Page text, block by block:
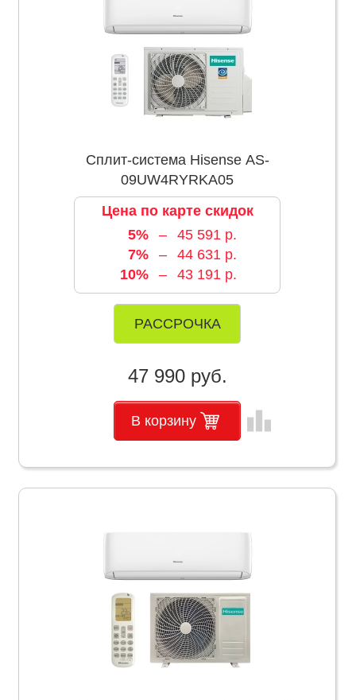
Сплит-система Hisense AS-
09UW4RYRKA05
Цена по карте скидок
5%
–
45 591 р.
7%
–
44 631 р.
10%
– 43 191 р.
РАССРОЧКА
47 990 руб.
В корзину leaderboard